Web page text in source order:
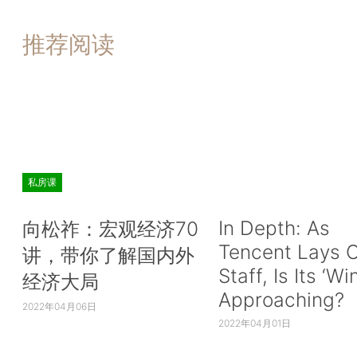
推荐阅读
私房课
向松祚：宏观经济70
讲，带你了解国内外
经济大局
2022年04月06日
In Depth: As
Tencent Lays
Staff, Is Its
Approaching?
2022年04月01日